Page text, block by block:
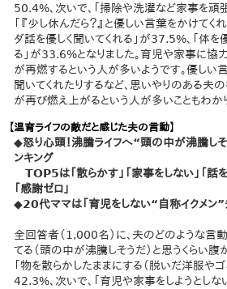
50.4%、次いで、「掃除や洗濯など家事を頑
「『少し休んだら？』と優しい言葉をかけてく
ダ話を優しく聞いてくれる」が37.5%、「体を
る」が33.6%となりました。育児や家事に協
が再燃するという人が多いようです。優しい
聞いてくれたりするなど、思いやりのある夫
が再び燃え上がるという人が多いこともわか
【温育ライフの敵だと感じた夫の言動】
◆怒り心頭！沸騰ライフへ“頭の中が沸騰し
ンキング
TOP5は「散らかす」「家事をしない」「話
「感謝ゼロ」
◆20代ママは「育児をしない“自称イクメン”
全回答者（1,000名）に、夫のどのような言
てる（頭の中が沸騰しそうだ）と思うくらい腹
「物を散らかしたままにする（脱いだ洋服やゴ
42.3%、次いで、「育児や家事をしようとしな